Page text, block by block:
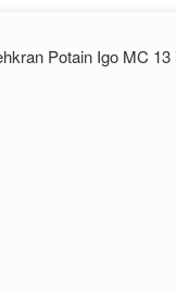
Potain Igo MC